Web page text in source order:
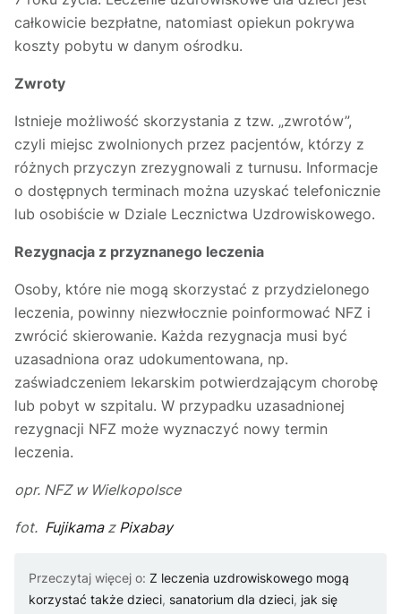
całkowicie bezpłatne, natomiast opiekun pokrywa
koszty pobytu w danym ośrodku.
Zwroty
Istnieje możliwość skorzystania z tzw. „zwrotów”,
czyli miejsc zwolnionych przez pacjentów, którzy z
różnych przyczyn zrezygnowali z turnusu. Informacje
o dostępnych terminach można uzyskać telefonicznie
lub osobiście w Dziale Lecznictwa Uzdrowiskowego.
Rezygnacja z przyznanego leczenia
Osoby, które nie mogą skorzystać z przydzielonego
leczenia, powinny niezwłocznie poinformować NFZ i
zwrócić skierowanie. Każda rezygnacja musi być
uzasadniona oraz udokumentowana, np.
zaświadczeniem lekarskim potwierdzającym chorobę
lub pobyt w szpitalu. W przypadku uzasadnionej
rezygnacji NFZ może wyznaczyć nowy termin
leczenia.
opr. NFZ w Wielkopolsce
fot. Fujikamaz Pixabay
Przeczytaj więcej o: Z leczenia uzdrowiskowego mogą
korzystać także dzieci, sanatorium dla dzieci, jak się